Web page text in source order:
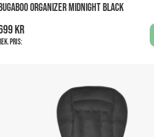
BUGABOO ORGANIZER MIDNIGHT BLACK
kr
Rek. pris: